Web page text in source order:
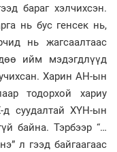
бараг хэлчихсэн.
нь бус генсек нь,
нь жагсаалтаас
ийм мэдэгдлүүд
Харин АН-ын
тодорхой хариу
суудалтай ХҮН-ын
байна. Тэрбээр “…
л гээд байгаагаас